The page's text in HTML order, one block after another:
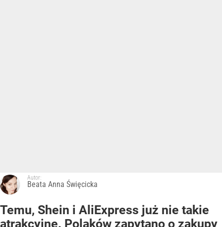
Autor:
Beata Anna Święcicka
Temu, Shein i AliExpress już nie takie
atrakcyjne. Polaków zapytano o zakupy